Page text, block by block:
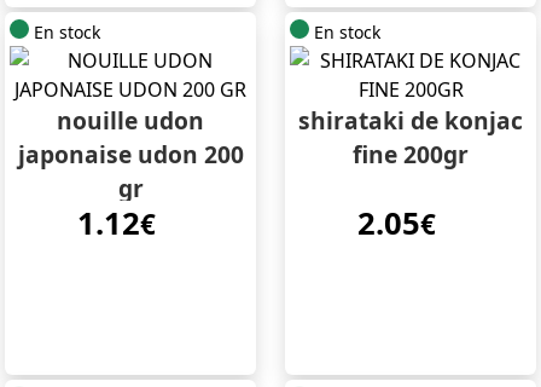
En stock
nouille udon
japonaise udon 200
gr
1.12€
En stock
shirataki de konjac
fine 200gr
2.05€